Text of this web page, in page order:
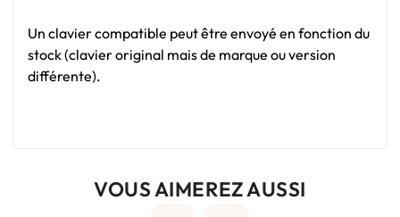
Un clavier compatible peut être envoyé en fonction du
stock (clavier original mais de marque ou version
différente).
VOUS AIMEREZ AUSSI